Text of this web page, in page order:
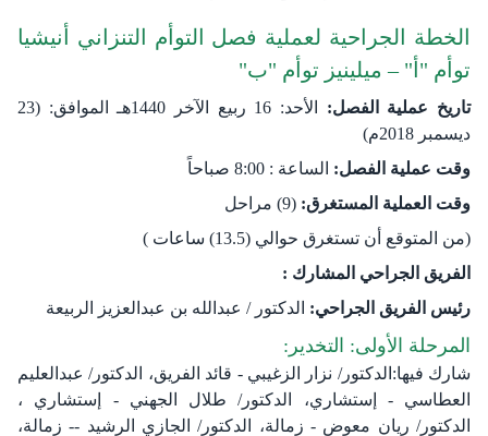
الخطة الجراحية لعملية فصل التوأم التنزاني​ أنيشيا
توأم "أ" – ميلينيز توأم "ب"
تاريخ عملية الفصل:
الأحد​​: 16 ربيع الآخر 1440هـ الموافق: (23
ديسمبر 2018م)
وقت عملية الفصل: الساعة : 8:00 صباحاً
وقت العملية المستغرق: (9) مراحل
(من المتوقع أن تستغرق حوالي (13.5) ساعات )
الفريق الجراحي المشارك :
رئيس الفريق الجراحي: الدكتور / عبدالله بن عبدالعزيز الربيعة
المرحلة الأولى: التخدير:
شارك فيها:الدكتور/ نزار الزغيبي - قائد الفريق، الدكتور/ عبدالعليم
العطاسي - إستشاري، الدكتور/ طلال الجهني - إستشاري ،
الدكتور/ ريان معوض - زمالة، الدكتور/ الجازي الرشيد -- زمالة،